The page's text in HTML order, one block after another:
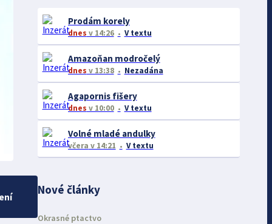
Prodám korely
dnes v 14:26 V textu
Amazoňan modročelý
dnes v 13:38 Nezadána
Agapornis fišery
dnes v 10:00 V textu
Volné mladé andulky
včera v 14:21 V textu
Nové články
Okrasné ptactvo